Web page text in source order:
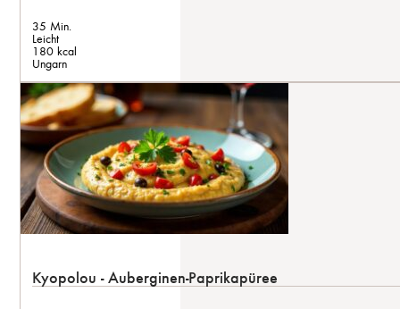
35 Min.
Leicht
180 kcal
Ungarn
Kyopolou - Auberginen-Paprikapüree